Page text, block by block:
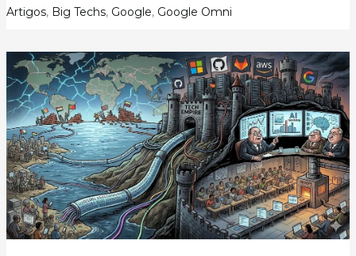
Modelo
Multimodal
da
Google
DeepMind
e
Suas
Implicações
para
Pesquisa,
Indústria
e
Artigos, Big Techs, Google, Google Omni